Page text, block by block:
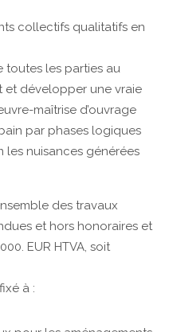
collectifs qualitatifs en
toutes les parties au
développer une vraie
maîtrise d’ouvrage
par phases logiques
les nuisances générées
des travaux
et hors honoraires et
EUR HTVA, soit
à :